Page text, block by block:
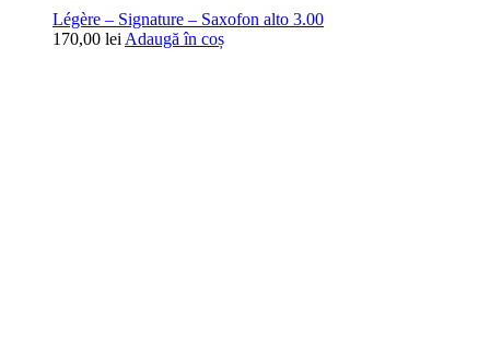
Légère – Signature – Saxofon alto 3.00
170,00 lei Adaugă în coș